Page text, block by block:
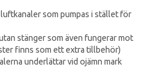
som pumpas i stället för
stänger som även fungerar mot
finns som ett extra tillbehör)
underlättar vid ojämn mark